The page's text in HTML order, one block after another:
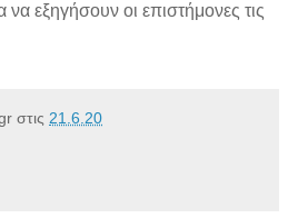
να εξηγήσουν οι επιστήμονες τις
στις 21.6.20